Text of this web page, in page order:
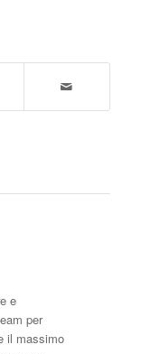
e
per
il massimo